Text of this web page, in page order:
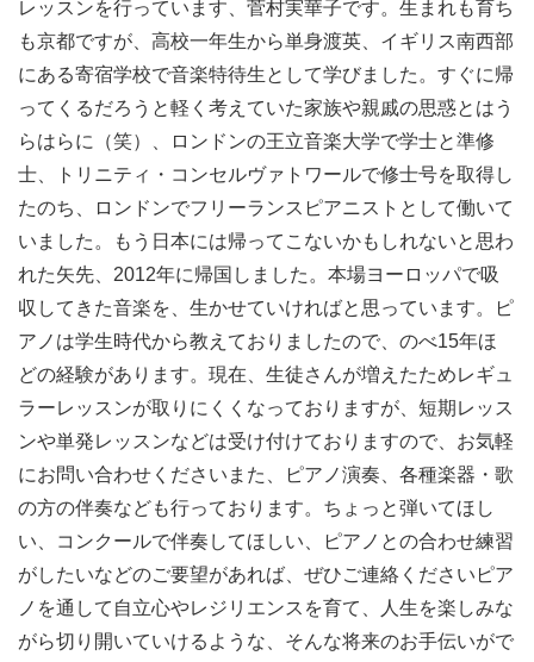
レッスンを行っています、菅村実華子です。生まれも育ち
も京都ですが、高校一年生から単身渡英、イギリス南西部
にある寄宿学校で音楽特待生として学びました。すぐに帰
ってくるだろうと軽く考えていた家族や親戚の思惑とはう
らはらに（笑）、ロンドンの王立音楽大学で学士と準修
士、トリニティ・コンセルヴァトワールで修士号を取得し
たのち、ロンドンでフリーランスピアニストとして働いて
いました。もう日本には帰ってこないかもしれないと思わ
れた矢先、2012年に帰国しました。本場ヨーロッパで吸
収してきた音楽を、生かせていければと思っています。ピ
アノは学生時代から教えておりましたので、のべ15年ほ
どの経験があります。現在、生徒さんが増えたためレギュ
ラーレッスンが取りにくくなっておりますが、短期レッス
ンや単発レッスンなどは受け付けておりますので、お気軽
にお問い合わせくださいまた、ピアノ演奏、各種楽器・歌
の方の伴奏なども行っております。ちょっと弾いてほし
い、コンクールで伴奏してほしい、ピアノとの合わせ練習
がしたいなどのご要望があれば、ぜひご連絡くださいピア
ノを通して自立心やレジリエンスを育て、人生を楽しみな
がら切り開いていけるような、そんな将来のお手伝いがで